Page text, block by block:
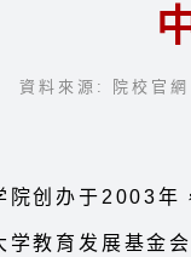
資料來源: 院校官
院创办于2003年
学教育发展基金